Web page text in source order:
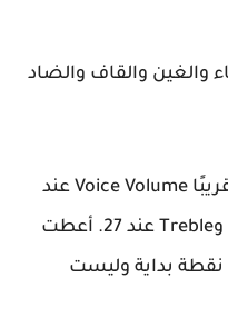
والغين والقاف والضاد
في إحدى محاولاتنا استخدمنا تقريبًا Voice Volume عند
68، وBass عند 20، وMid عند 64، وTreble عند 27. أعطت
نقطة بداية وليست